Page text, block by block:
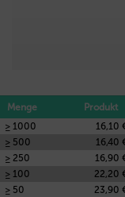
Menge Produkt
≥ 1000
16,10
≥ 500
16,40
≥ 250
16,90
≥ 100
22,20
≥ 50
23,90